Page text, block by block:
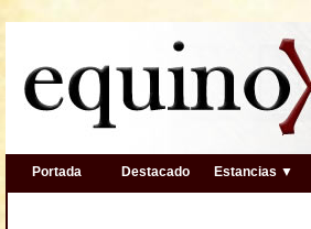
Portada Destacado Estancias ▼